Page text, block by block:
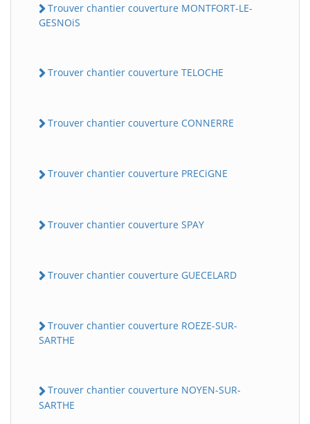
Trouver chantier couverture MONTFORT-LE-
GESNOiS
Trouver chantier couverture TELOCHE
Trouver chantier couverture CONNERRE
Trouver chantier couverture PRECiGNE
Trouver chantier couverture SPAY
Trouver chantier couverture GUECELARD
Trouver chantier couverture ROEZE-SUR-
SARTHE
Trouver chantier couverture NOYEN-SUR-
SARTHE